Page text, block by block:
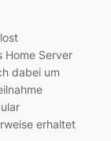
Home Server
dabei um
erhaltet